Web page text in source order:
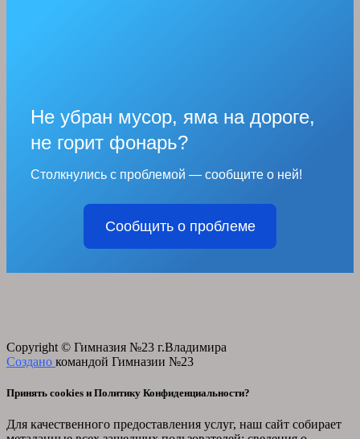
Не убран мусор, яма на дороге,
не горит фонарь?
Столкнулись с проблемой — сообщите о ней!
Сообщить о проблеме
Copyright © Гимназия №23 г.Владимира
Создано командой Гимназии №23
Принять cookies и Политику Конфиденциальности?
Для качественного предоставления услуг, наш сайт собирает